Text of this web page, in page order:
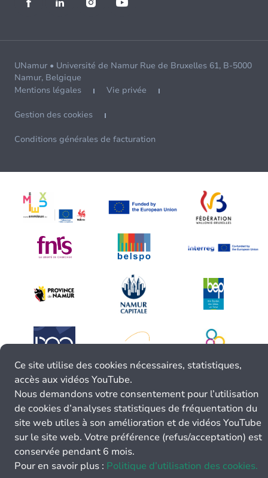
UNamur • Université de Namur Rue de Bruxelles 61, B-5000
Namur, Belgique
Mentions légales
Vie privée
Gestion des cookies
Conditions générales de facturation
Ce site utilise des cookies nécessaires, statistiques,
accès aux vidéos YouTube.
Nous demandons votre consentement pour l’utilisation
de cookies d’analyses statistiques de fréquentation du
site web utiles à son amélioration et de vidéos YouTube
sur le site web. Votre préférence (refus/acceptation) est
conservée pendant 6 mois.
Pour en savoir plus : Politique d’utilisation des cookies.